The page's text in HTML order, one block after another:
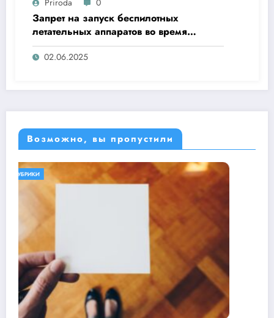
Priroda 0
Запрет на запуск беспилотных
летательных аппаратов во время
«Ысыах Туймаады-2025»
02.06.2025
Возможно, вы пропустили
БЕЗ РУБРИКИ ОБЕРЕГАЕМ ПРИРОДУ